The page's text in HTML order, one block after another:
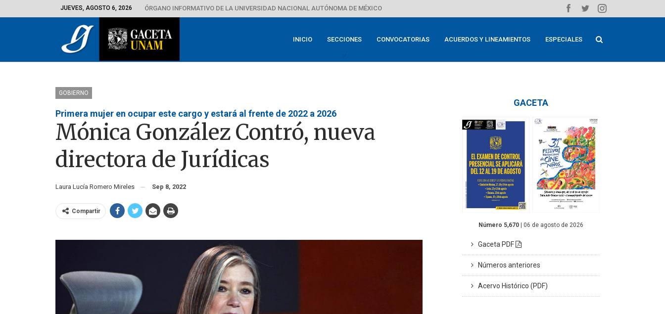
JUEVES, AGOSTO 6, 2026 ÓRGANO INFORMATIVO DE LA UNIVERSIDAD NACIONAL AUTÓNOMA DE MÉXICO
INICIO SECCIONES CONVOCATORIAS ACUERDOS Y LINEAMIENTOS ESPECIALES
GOBIERNO
Primera mujer en ocupar este cargo y estará al frente de 2022 a 2026
Mónica González Contró, nueva
directora de Jurídicas
Laura Lucía Romero Mireles Sep 8, 2022
Compartir
GACETA
Número 5,670 | 06 de agosto de 2026
Gaceta PDF
Números anteriores
Acervo Histórico (PDF)